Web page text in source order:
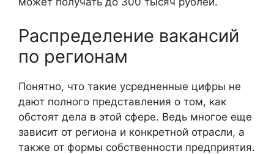
Распределение вакансий
по регионам
Понятно, что такие усредненные цифры не
дают полного представления о том, как
обстоят дела в этой сфере. Ведь многое еще
зависит от региона и конкретной отрасли, а
также от формы собственности предприятия.